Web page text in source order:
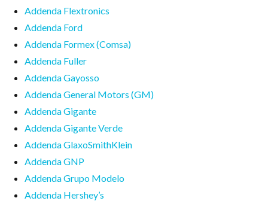
Addenda Flextronics
Addenda Ford
Addenda Formex (Comsa)
Addenda Fuller
Addenda Gayosso
Addenda General Motors (GM)
Addenda Gigante
Addenda Gigante Verde
Addenda GlaxoSmithKlein
Addenda GNP
Addenda Grupo Modelo
Addenda Hershey’s